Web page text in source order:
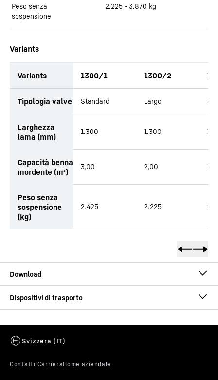
Peso senza
sospensione
2.225 - 3.870 kg
Variants
Variants 1300/1 1300/2
Tipologia valve Standard Largo
Larghezza
lama (mm)
1.300 1.300
Capacità benna
mordente (m³)
3,00 2,00
Peso senza
sospensione
(kg)
2.425 2.225
Opuscolo Benne bivalve
Generazione-
Peso operativo-37.600 - 40.900 kg